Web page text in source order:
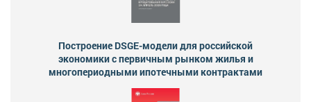
Построение DSGE-модели для российской
экономики с первичным рынком жилья и
многопериодными ипотечными контрактами